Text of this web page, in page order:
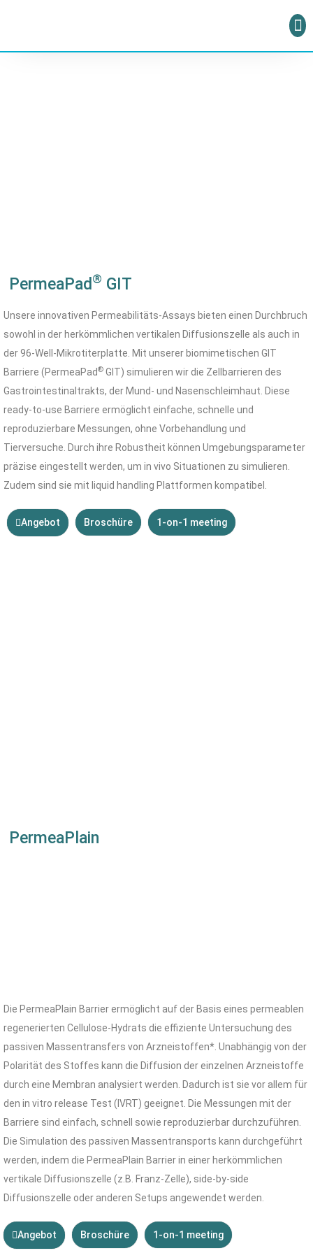
PermeaPad ® GIT
Unsere innovativen Permeabilitäts-Assays bieten einen Durchbruch
sowohl in der herkömmlichen vertikalen Diffusionszelle als auch in
der 96-Well-Mikrotiterplatte. Mit unserer biomimetischen GIT
Barriere (PermeaPad® GIT) simulieren wir die Zellbarrieren des
Gastrointestinaltrakts, der Mund- und Nasenschleimhaut. Diese
ready-to-use Barriere ermöglicht einfache, schnelle und
reproduzierbare Messungen, ohne Vorbehandlung und
Tierversuche. Durch ihre Robustheit können Umgebungsparameter
präzise eingestellt werden, um in vivo Situationen zu simulieren.
Zudem sind sie mit liquid handling Plattformen kompatibel.
Angebot Broschüre 1-on-1 meeting
PermeaPlain
Die PermeaPlain Barrier ermöglicht auf der Basis eines permeablen
regenerierten Cellulose-Hydrats die effiziente Untersuchung des
passiven Massentransfers von Arzneistoffen*. Unabhängig von der
Polarität des Stoffes kann die Diffusion der einzelnen Arzneistoffe
durch eine Membran analysiert werden. Dadurch ist sie vor allem für
den in vitro release Test (IVRT) geeignet. Die Messungen mit der
Barriere sind einfach, schnell sowie reproduzierbar durchzuführen.
Die Simulation des passiven Massentransports kann durchgeführt
werden, indem die PermeaPlain Barrier in einer herkömmlichen
vertikale Diffusionszelle (z.B. Franz-Zelle), side-by-side
Diffusionszelle oder anderen Setups angewendet werden.
Angebot Broschüre 1-on-1 meeting